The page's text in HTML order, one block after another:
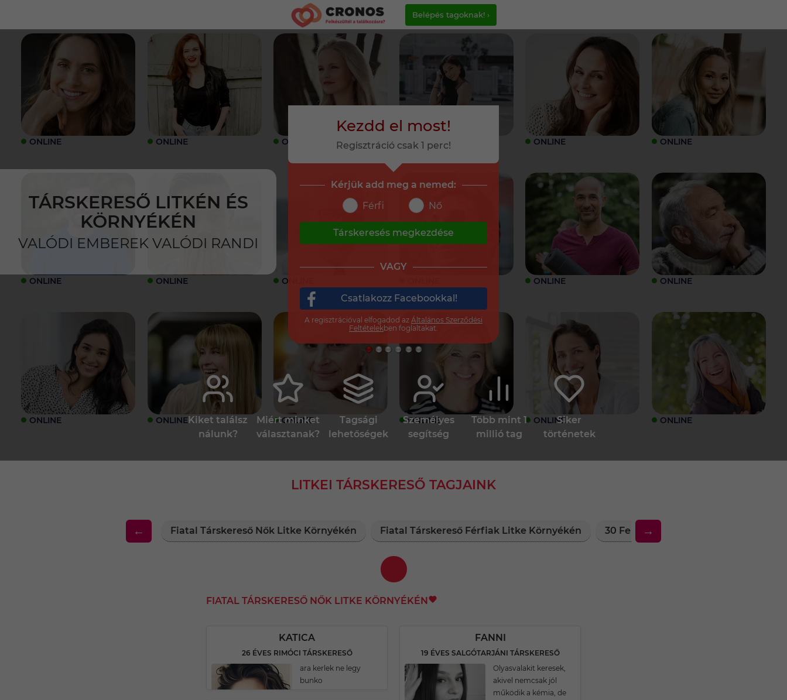
TÁRSKERESŐ LITKÉN ÉS
KÖRNYÉKÉN
VALÓDI EMBEREK VALÓDI RANDI
Belépés tagoknak! ›
ONLINE ONLINE ONLINE ONLINE ONLINE ONLINE
ONLINE ONLINE ONLINE ONLINE ONLINE
ONLINE ONLINE ONLINE ONLINE ONLINE ONLINE
Kiket találsz
nálunk?
Miért minket
választanak?
Tagsági
lehetőségek
Személyes
segítség
Több mint 1
millió tag
Siker
történetek
LITKEI TÁRSKERESŐ TAGJAINK
← Fiatal Társkereső Nők Litke Környékén Fiatal Társkereső Férfiak Litke Környékén 30 Feletti Társkereső Nők Litke
→
FIATAL TÁRSKERESŐ NŐK LITKE KÖRNYÉKÉN
KATICA
26 ÉVES RIMÓCI TÁRSKERESŐ
ara kerlek ne legy
bunko
FANNI
19 ÉVES SALGÓTARJÁNI TÁRSKERESŐ
Olyasvalakit keresek,
akivel nemcsak jól
működik a kémia, de
Kezdd el most!
Regisztráció csak 1 perc!
Kérjük add meg a nemed:
Férfi
Nő
Társkeresés megkezdése
VAGY
Csatlakozz Facebookkal!
A regisztrációval elfogadod az Általános Szerződési
Feltételekben foglaltakat.